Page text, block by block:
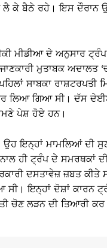
ਲੈ ਕੇ ਬੈਠੇ ਰਹੇ। ਇਸ ਦੌਰਾਨ
ਮੀਡੀਆ ਦੇ ਅਨੁਸਾਰ
ਮੁਤਾਬਕ ਅਦਾਲਤ
ਸਾਬਕਾ ਰਾਸ਼ਟਰਪਤੀ
ਲਿਆ ਗਿਆ ਸੀ। ਦੱਸ
ਪੇਸ਼ ਹੋਏ ਹਨ।
ਉਹ ਇਨ੍ਹਾਂ ਮਾਮਲਿਆਂ ਦੀ
ਹੀ ਟ੍ਰੰਪ ਦੇ ਸਮਰਥਕਾਂ
ਦਸਤਾਵੇਜ਼ ਜ਼ਬਤ ਕੀਤੇ
ਸੀ। ਇਨ੍ਹਾਂ ਦੋਸ਼ਾਂ ਕਾਰਨ
ਚੋਣ ਲੜਨ ਦੀ ਤਿਆਰੀ